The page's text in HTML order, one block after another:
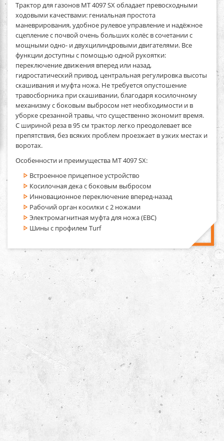
Трактор для газонов MT 4097 SXобладает превосходными
ходовыми качествами: гениальная простота
маневрирования, удобное рулевое управление и надёжное
сцепление с почвой очень больших колёс в сочетании с
мощными одно- и двухцилиндровыми двигателями. Все
функции доступны с помощью одной рукоятки:
переключение движения вперед или назад,
гидростатический привод, центральная регулировка высоты
скашивания и муфта ножа. Не требуется опустошение
травосборника при скашивании, благодаря косилочному
механизму с боковым выбросом нет необходимости и в
уборке срезанной травы, что существенно экономит время.
С шириной реза в 95 см трактор легко преодолевает все
препятствия, без всяких проблем проезжает в узких местах и
воротах.
Особенности и преимущества MT 4097 SX:
Встроенное прицепное устройство
Косилочная дека с боковым выбросом
Инновационное переключение вперед-назад
Рабочий орган косилки с 2 ножами
Электромагнитная муфта для ножа (EBC)
Шины с профилем Turf